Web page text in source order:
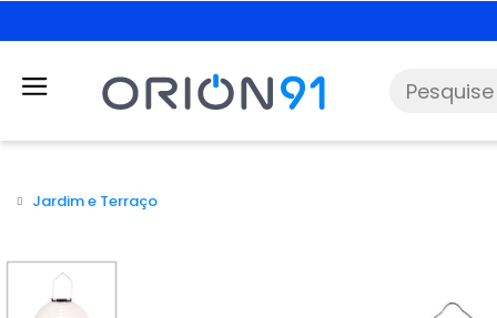
Jardim e Terraço